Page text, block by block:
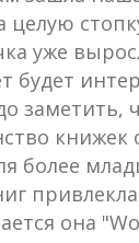
целую
уже
будет
заметить,
книжек
более
она